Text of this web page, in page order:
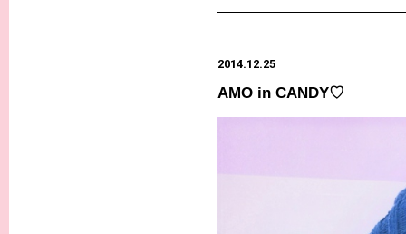
2014.12.25
AMO in CANDY♡